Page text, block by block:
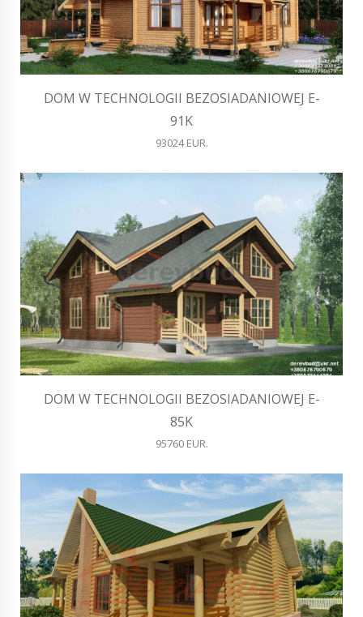
DOM W TECHNOLOGII BEZOSIADANIOWEJ E-
91K
93024 EUR.
DOM W TECHNOLOGII BEZOSIADANIOWEJ E-
85K
95760 EUR.